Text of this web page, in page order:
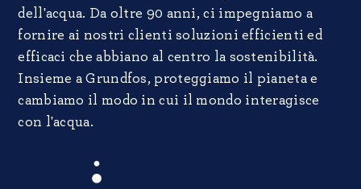
dell'acqua. Da oltre 90 anni, ci impegniamo a
fornire ai nostri clienti soluzioni efficienti ed
efficaci che abbiano al centro la sostenibilità.
Insieme a Grundfos, proteggiamo il pianeta e
cambiamo il modo in cui il mondo interagisce
con l'acqua.